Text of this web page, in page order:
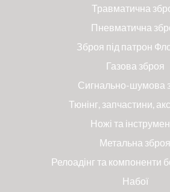
Травматична
Пневматична
Зброя під патрон
Газова зброя
Сигнально-шумова
Тюнінг, запчастини,
Ножі та
Метальна зброя
Релоадінг та компоненти
Набої